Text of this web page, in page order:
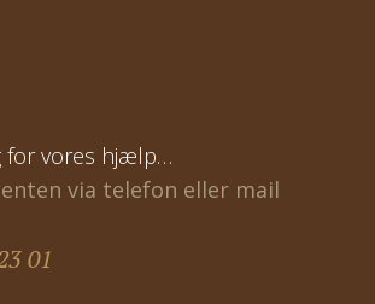
for vores hjælp…
via telefon eller mail
01